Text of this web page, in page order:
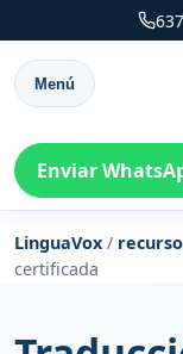
Menú
Enviar
LinguaVox /
certificada